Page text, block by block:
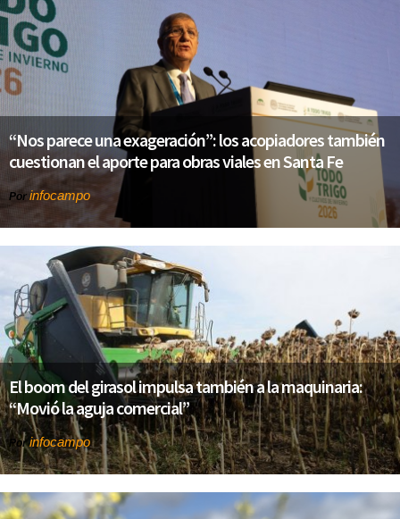
“Nos parece una exageración”: los acopiadores también
cuestionan el aporte para obras viales en Santa Fe
Por infocampo
El boom del girasol impulsa también a la maquinaria:
“Movió la aguja comercial”
Porinfocampo